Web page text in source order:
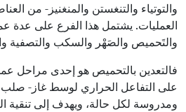
والتوتياء والتنغستن والمنغنيز- من
العمليات. يشتمل هذا الفرع على عدة
والتَحميص والصَهْر والسكب والتصفية
فالتعدين بالتحميص هو إحدى مراحل
على التفاعل الحراري لوسط غاز-
ومدروسة لكل حالة، ويهدف إلى تنقية